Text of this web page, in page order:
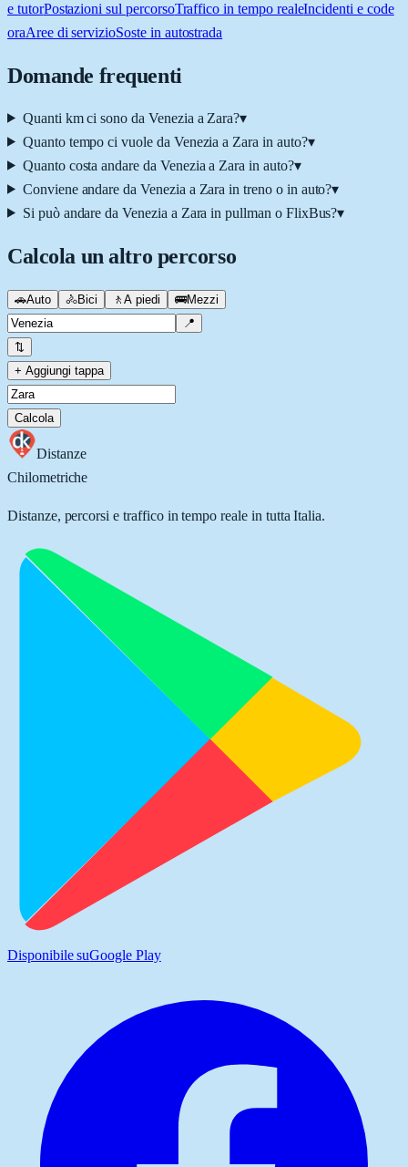
e tutorPostazioni sul percorsoTraffico in tempo realeIncidenti e code
oraAree di servizioSoste in autostrada
Domande frequenti
Quanti km ci sono da Venezia a Zara?▾
Quanto tempo ci vuole da Venezia a Zara in auto?▾
Quanto costa andare da Venezia a Zara in auto?▾
Conviene andare da Venezia a Zara in treno o in auto?▾
Si può andare da Venezia a Zara in pullman o FlixBus?▾
Calcola un altro percorso
🚗Auto 🚴Bici 🚶 A piedi 🚌Mezzi
📍
⇅
+ Aggiungi tappa
Calcola
Distanze
Chilometriche
Distanze, percorsi e traffico in tempo reale in tutta Italia.
Disponibile suGoogle Play